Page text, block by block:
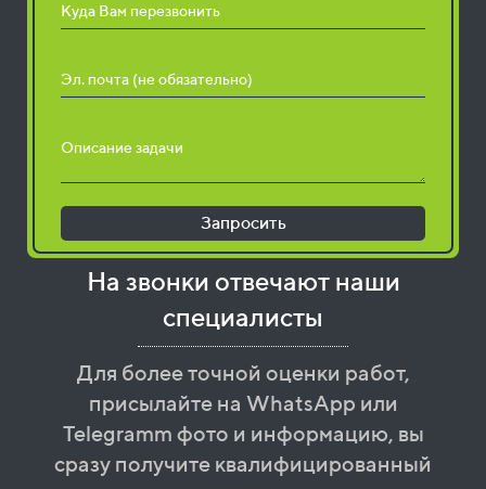
Куда Вам перезвонить
Эл. почта (не обязательно)
Описание задачи
Запросить
На звонки отвечают наши
специалисты
Для более точной оценки работ,
присылайте на WhatsApp или
Telegramm фото и информацию, вы
сразу получите квалифицированный